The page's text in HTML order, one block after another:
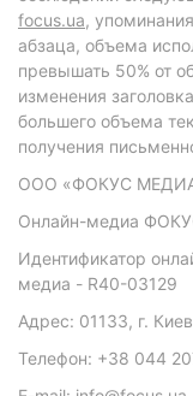
focus.ua,
абзаца, объема
превышать 50% от
изменения
большего объема
получения
ООО «ФОКУС
Онлайн-медиа
Идентификатор
медиа - R40-03129
Адрес: 01133, г.
Телефон: +38 044